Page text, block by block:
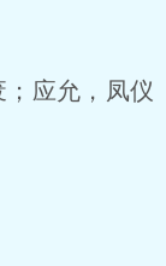
应允，凤仪